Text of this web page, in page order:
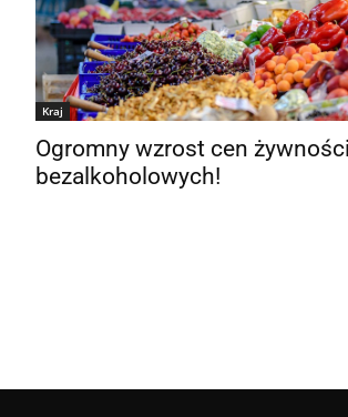
Kraj
Ogromny wzrost cen
bezalkoholowych!